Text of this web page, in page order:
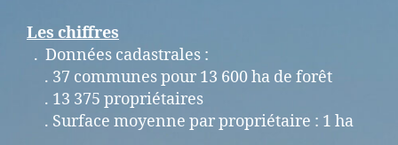
Les chiffres
. Données cadastrales :
. 37 communes pour 13 600 ha de forêt
. 13 375 propriétaires
. Surface moyenne par propriétaire : 1 ha